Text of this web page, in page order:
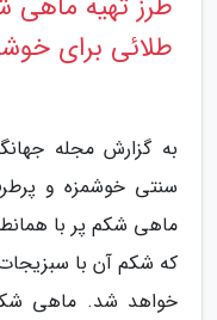
طلائی برای
به گزارش مجله
سنتی خوشمزه و
ماهی شکم پر با
که شکم آن با
خواهد شد. ماهی